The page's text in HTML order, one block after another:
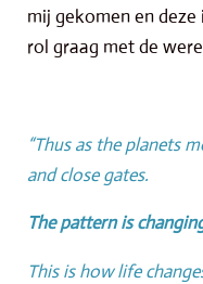
mij gekomen en
rol graag met de
“Thus as the planets
and close gates.
Thepatternis
This is how life